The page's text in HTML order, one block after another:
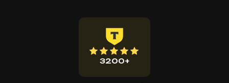
3200+